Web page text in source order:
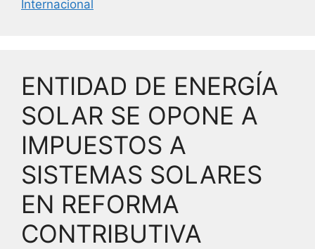
k
Internacional
ENTIDAD DE ENERGÍA
SOLAR SE OPONE A
IMPUESTOS A
SISTEMAS SOLARES
EN REFORMA
CONTRIBUTIVA